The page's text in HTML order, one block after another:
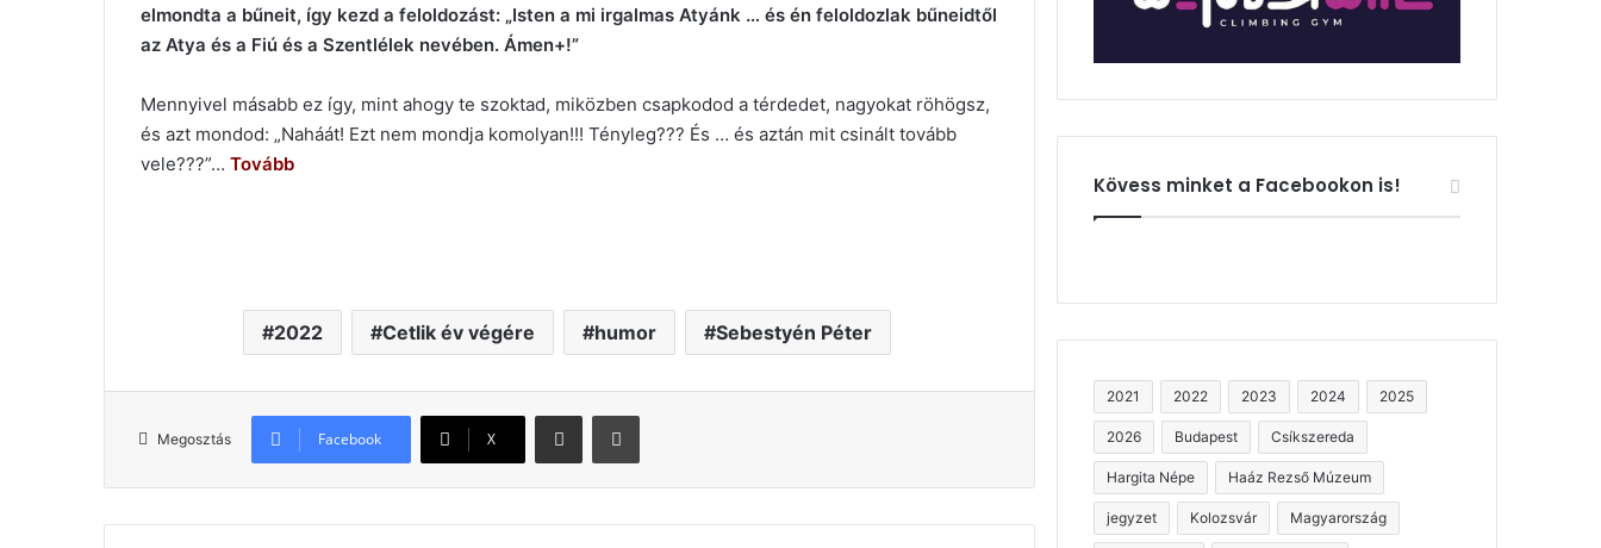
elmondta a bűneit, így kezd a feloldozást: „Isten a mi irgalmas Atyánk … és én feloldozlak bűneidtől
az Atya és a Fiú és a Szentlélek nevében. Ámen+!”
Mennyivel másabb ez így, mint ahogy te szoktad, miközben csapkodod a térdedet, nagyokat röhögsz,
és azt mondod: „Naháát! Ezt nem mondja komolyan!!! Tényleg??? És … és aztán mit csinált tovább
vele???”… Tovább
2022 Cetlik év végére humor Sebestyén Péter
Megosztás Facebook X
Megosztás email-ben Nyomtatás
Kövess minket a Facebookon is!
2021 2022 2023 2024 2025
2026 Budapest Csíkszereda
Hargita Népe Haáz Rezső Múzeum
jegyzet Kolozsvár Magyarország